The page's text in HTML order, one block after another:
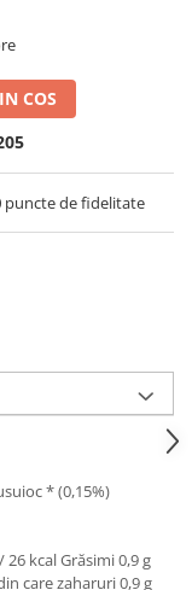
COS
puncte de fidelitate
* (0,15%)
kcal Grăsimi 0,9 g
care zaharuri 0,9 g